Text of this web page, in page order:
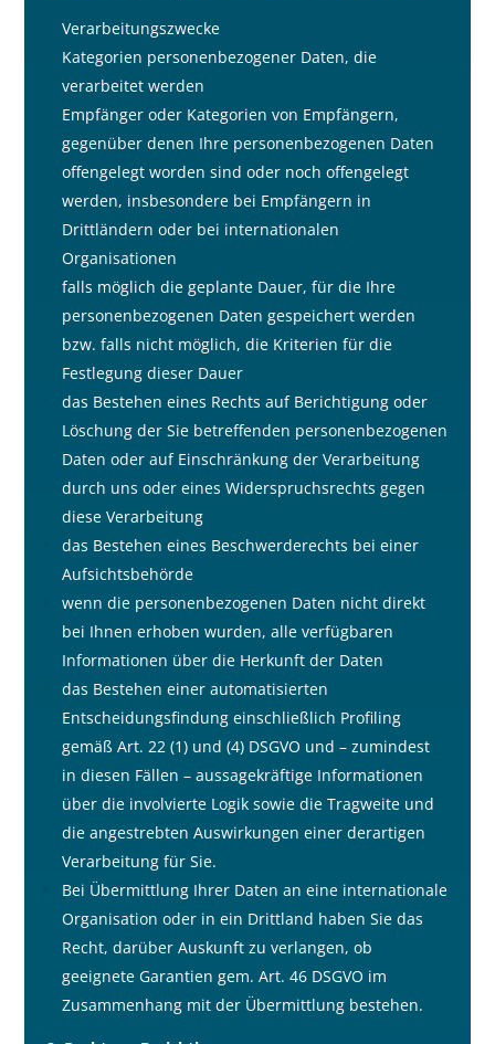
Verarbeitungszwecke
Kategorien personenbezogener Daten, die
verarbeitet werden
Empfänger oder Kategorien von Empfängern,
gegenüber denen Ihre personenbezogenen Daten
offengelegt worden sind oder noch offengelegt
werden, insbesondere bei Empfängern in
Drittländern oder bei internationalen
Organisationen
falls möglich die geplante Dauer, für die Ihre
personenbezogenen Daten gespeichert werden
bzw. falls nicht möglich, die Kriterien für die
Festlegung dieser Dauer
das Bestehen eines Rechts auf Berichtigung oder
Löschung der Sie betreffenden personenbezogenen
Daten oder auf Einschränkung der Verarbeitung
durch uns oder eines Widerspruchsrechts gegen
diese Verarbeitung
das Bestehen eines Beschwerderechts bei einer
Aufsichtsbehörde
wenn die personenbezogenen Daten nicht direkt
bei Ihnen erhoben wurden, alle verfügbaren
Informationen über die Herkunft der Daten
das Bestehen einer automatisierten
Entscheidungsfindung einschließlich Profiling
gemäß Art. 22 (1) und (4) DSGVO und – zumindest
in diesen Fällen – aussagekräftige Informationen
über die involvierte Logik sowie die Tragweite und
die angestrebten Auswirkungen einer derartigen
Verarbeitung für Sie.
Bei Übermittlung Ihrer Daten an eine internationale
Organisation oder in ein Drittland haben Sie das
Recht, darüber Auskunft zu verlangen, ob
geeignete Garantien gem. Art. 46 DSGVO im
Zusammenhang mit der Übermittlung bestehen.